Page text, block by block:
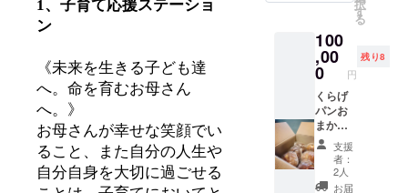
1、子育て応援ステーショ
ン
《未来を生きる子ども達
へ。命を育むお母さん
へ。》
お母さんが幸せな笑顔でい
ること、また自分の人生や
自分自身を大切に過ごせる
す。 デ
ザイン
や花の
種類
は、お
まかせ
となり
ますの
で、ご
了承く
ださい
フィ
ン、人
気のお
野菜
ケーキ
などを
ご用意
する予
定で
す。 県
外の方
ご招
ンセッ
トの中
身は、
くらげ
パンの
オリジ
ナルパ
ン数種
類と、
焼き菓
子数種
択
す
る
100
,00
0 円
残り8
くらげ
パンお
まかせ
パン
セット1
年間の
定期便
支援
者：
2人
お届